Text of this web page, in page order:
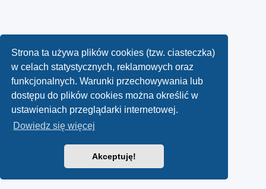
Strona ta używa plików cookies (tzw. ciasteczka)
w celach statystycznych, reklamowych oraz
funkcjonalnych. Warunki przechowywania lub
dostępu do plików cookies można określić w
ustawieniach przeglądarki internetowej.
Dowiedz się więcej
Akceptuję!